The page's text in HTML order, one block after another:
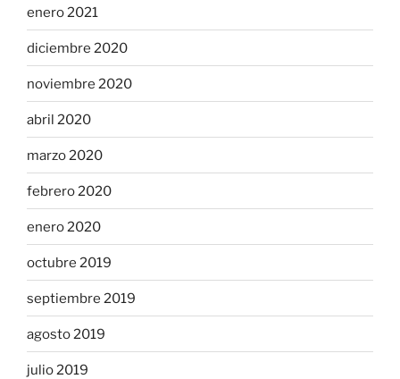
enero 2021
diciembre 2020
noviembre 2020
abril 2020
marzo 2020
febrero 2020
enero 2020
octubre 2019
septiembre 2019
agosto 2019
julio 2019